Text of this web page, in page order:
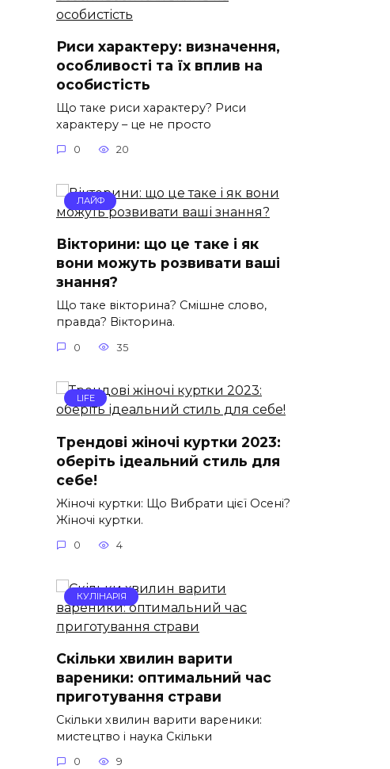
Риси характеру: визначення,
особливості та їх вплив на
особистість
Що таке риси характеру? Риси
характеру – це не просто
0 20
ЛАЙФ
Вікторини: що це таке і як
вони можуть розвивати ваші
знання?
Що таке вікторина? Смішне слово,
правда? Вікторина.
0 35
LIFE
Трендові жіночі куртки 2023:
оберіть ідеальний стиль для
себе!
Жіночі куртки: Що Вибрати цієї Осені?
Жіночі куртки.
0 4
КУЛІНАРІЯ
Скільки хвилин варити
вареники: оптимальний час
приготування страви
Скільки хвилин варити вареники:
мистецтво і наука Скільки
0 9